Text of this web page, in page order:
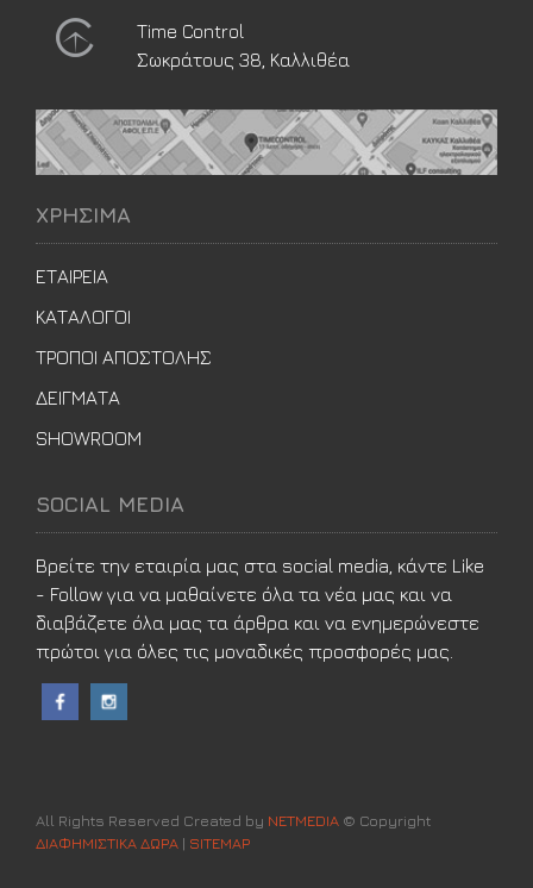
Time Control
Σωκράτους 38, Καλλιθέα
ΧΡΗΣΙΜΑ
ΕΤΑΙΡΕΙΑ
ΚΑΤΑΛΟΓΟΙ
ΤΡΟΠΟΙ ΑΠΟΣΤΟΛΗΣ
ΔΕΙΓΜΑΤΑ
SHOWROOM
SOCIAL MEDIA
Βρείτε την εταιρία μας στα social media, κάντε Like
- Follow για να μαθαίνετε όλα τα νέα μας και να
διαβάζετε όλα μας τα άρθρα και να ενημερώνεστε
πρώτοι για όλες τις μοναδικές προσφορές μας.
All Rights Reserved Created by NETMEDIA © Copyright
ΔΙΑΦΗΜΙΣΤΙΚΑ ΔΩΡΑ | SITEMAP